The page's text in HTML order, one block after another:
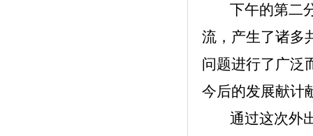
下午的第二
流，产生了诸多
问题进行了广泛
今后的发展献计
通过这次外